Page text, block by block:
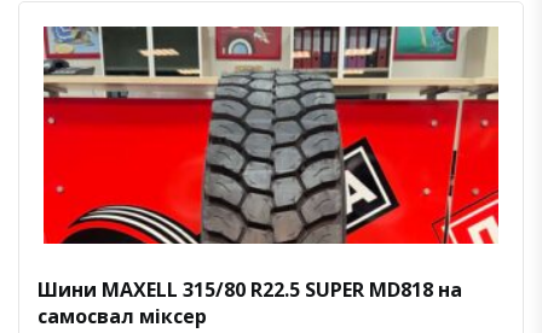
Шини MAXELL 315/80 R22.5 SUPER MD818 на
самосвал міксер